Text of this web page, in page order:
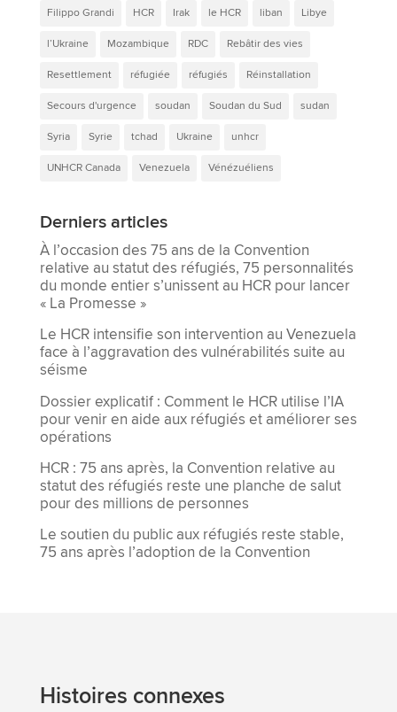
Filippo Grandi HCR Irak le HCR liban Libye
l’Ukraine Mozambique RDC Rebâtir des vies
Resettlement réfugiée réfugiés Réinstallation
Secours d'urgence soudan Soudan du Sud sudan
Syria Syrie tchad Ukraine unhcr
UNHCR Canada Venezuela Vénézuéliens
Derniers articles
À l’occasion des 75 ans de la Convention
relative au statut des réfugiés, 75 personnalités
du monde entier s’unissent au HCR pour lancer
« La Promesse »
Le HCR intensifie son intervention au Venezuela
face à l’aggravation des vulnérabilités suite au
séisme
Dossier explicatif : Comment le HCR utilise l’IA
pour venir en aide aux réfugiés et améliorer ses
opérations
HCR : 75 ans après, la Convention relative au
statut des réfugiés reste une planche de salut
pour des millions de personnes
Le soutien du public aux réfugiés reste stable,
75 ans après l’adoption de la Convention
Histoires connexes